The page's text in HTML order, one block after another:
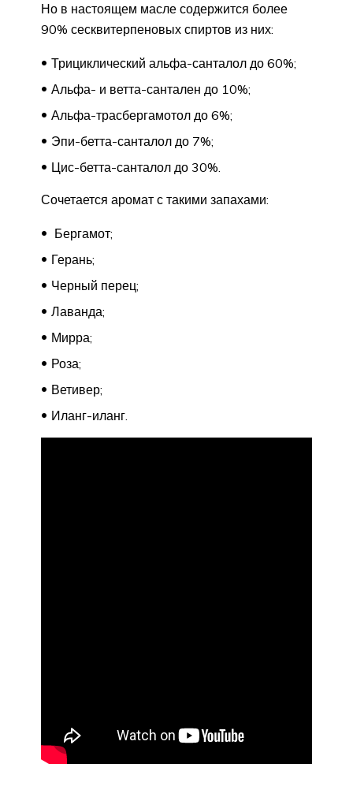
Но в настоящем масле содержится более
90% сесквитерпеновых спиртов из них:
Трициклический альфа-санталол до 60%;
Альфа- и ветта-сантален до 10%;
Альфа-трасбергамотол до 6%;
Эпи-бетта-санталол до 7%;
Цис-бетта-санталол до 30%.
Сочетается аромат с такими запахами:
Бергамот;
Герань;
Черный перец;
Лаванда;
Мирра;
Роза;
Ветивер;
Иланг-иланг.